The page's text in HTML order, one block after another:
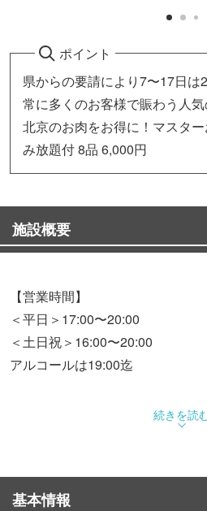
ポイント
県からの要請により7〜17日は
常に多くのお客様で賑わう人
北京のお肉をお得に！マスタ
み放題付 8品 6,000円
施設概要
【営業時間】
＜平日＞17:00〜20:00
＜土日祝＞16:00〜20:00
アルコールは19:00迄
北京のお肉を思う存分お得に堪
北京のお肉を思う存分お得に堪
ス 8品 5,000円
続きを読
基本情報